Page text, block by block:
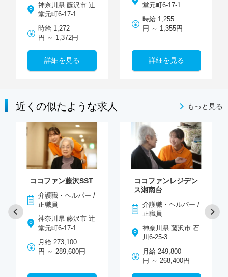
神奈川県 藤沢市 辻
堂元町6-17-1
時給 1,272
円 ～ 1,372円
詳細を見る
堂元町6-17-1
時給 1,255
円 ～ 1,355円
詳細を見る
近くの似たような求人 もっと見る
ココファン藤沢SST
介護職・ヘルパー /
正職員
神奈川県 藤沢市 辻
堂元町6-17-1
月給 273,100
円 ～ 289,600円
ココファンレジデン
ス湘南台
介護職・ヘルパー /
正職員
神奈川県 藤沢市 石
川6-25-3
月給 249,800
円 ～ 268,400円